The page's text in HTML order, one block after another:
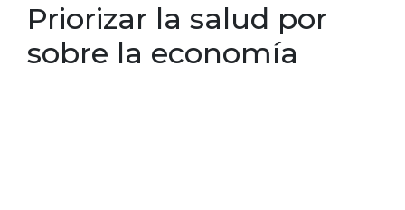
Priorizar la salud por
sobre la economía